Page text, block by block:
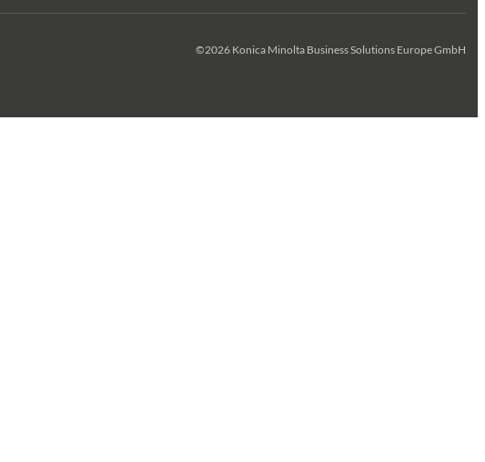
©2026 Konica Minolta Business Solutions Europe GmbH